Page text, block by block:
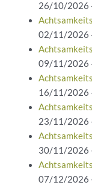
26/10/2026
02/11/2026
09/11/2026
16/11/2026
23/11/2026
30/11/2026
07/12/2026